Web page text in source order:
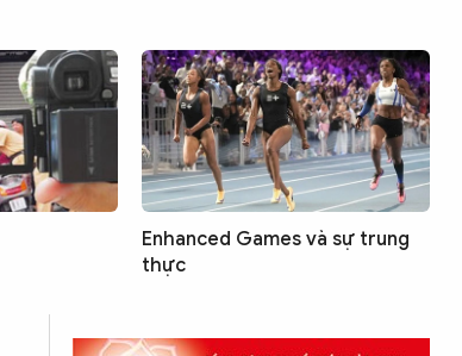
Enhanced Games và sự trung
thực